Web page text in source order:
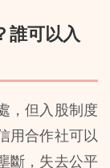
誰可以入
，但入股制度
用合作社可以
斷，失去公平